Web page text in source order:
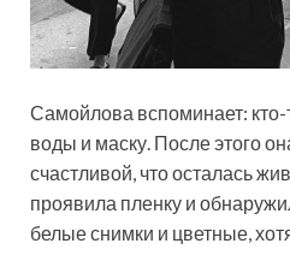
Самойлова вспоминает: кто-
воды и маску. После этого
счастливой, что осталась
проявила пленку и
белые снимки и цветные,